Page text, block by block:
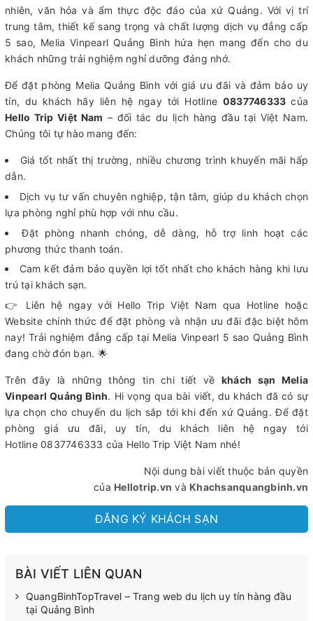
nhiên, văn hóa và ẩm thực độc đáo của xứ Quảng. Với vị trí
trung tâm, thiết kế sang trọng và chất lượng dịch vụ đẳng cấp
5 sao, Melia Vinpearl Quảng Bình hứa hẹn mang đến cho du
khách những trải nghiệm nghỉ dưỡng đáng nhớ.
Để đặt phòng Melia Quảng Bình với giá ưu đãi và đảm bảo uy
tín, du khách hãy liên hệ ngay tới Hotline 0837746333của
Hello Trip Việt Nam – đối tác du lịch hàng đầu tại Việt Nam.
Chúng tôi tự hào mang đến:
Giá tốt nhất thị trường, nhiều chương trình khuyến mãi hấp
dẫn.
Dịch vụ tư vấn chuyên nghiệp, tận tâm, giúp du khách chọn
lựa phòng nghỉ phù hợp với nhu cầu.
Đặt phòng nhanh chóng, dễ dàng, hỗ trợ linh hoạt các
phương thức thanh toán.
Cam kết đảm bảo quyền lợi tốt nhất cho khách hàng khi lưu
trú tại khách sạn.
👉 Liên hệ ngay với Hello Trip Việt Nam qua Hotline hoặc
Website chính thức để đặt phòng và nhận ưu đãi đặc biệt hôm
nay! Trải nghiệm đẳng cấp tại Melia Vinpearl 5 sao Quảng Bình
đang chờ đón bạn. 🌟
Trên đây là những thông tin chi tiết về khách sạn Melia
Vinpearl Quảng Bình. Hi vọng qua bài viết, du khách đã có sự
lựa chọn cho chuyến du lịch sắp tới khi đến xứ Quảng. Để đặt
phòng giá ưu đãi, uy tín, du khách liên hệ ngay tới
Hotline 0837746333 của Hello Trip Việt Nam nhé!
Nội dung bài viết thuộc bản quyền
của Hellotrip.vn và Khachsanquangbinh.vn
ĐĂNG KÝ KHÁCH SẠN
BÀI VIẾT LIÊN QUAN
QuangBinhTopTravel – Trang web du lịch uy tín hàng đầu
tại Quảng Bình